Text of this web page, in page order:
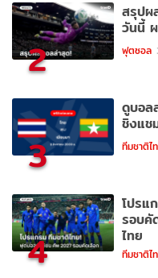
2
สรุปผ
วันนี้
ฟุตซอล
3
ดูบอล
ชิงแช
ทีมชาติไ
4
โปรแ
รอบคั
ไทย
ทีมชาติไ